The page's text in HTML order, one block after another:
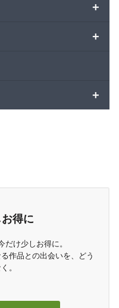
+
+
+
得に
け少しお得に。
作品との出会いを、どう
。